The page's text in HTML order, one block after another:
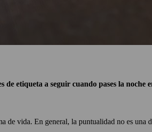
de etiqueta a seguir cuando pases la noche
de vida. En general, la puntualidad no es